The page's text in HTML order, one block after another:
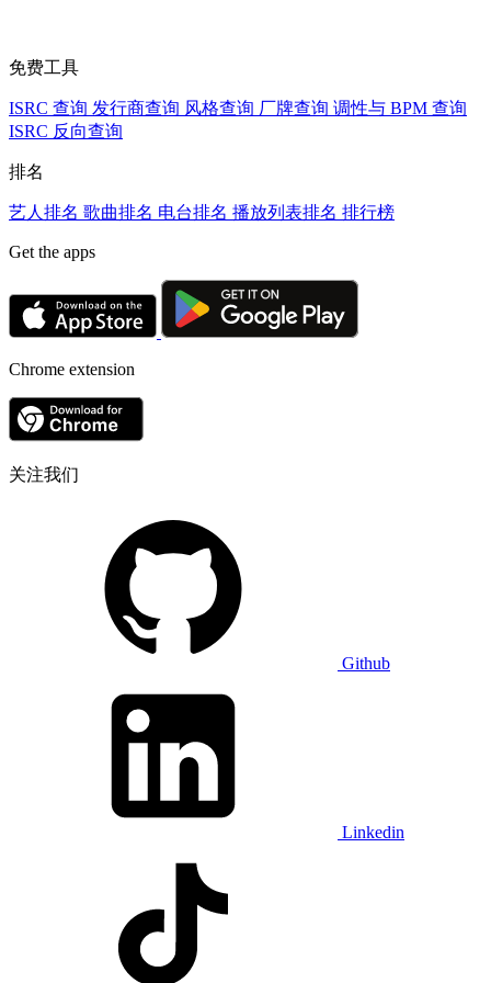
免费工具
ISRC 查询 发行商查询 风格查询 厂牌查询 调性与 BPM 查询
ISRC 反向查询
排名
艺人排名 歌曲排名 电台排名 播放列表排名 排行榜
Get the apps
Chrome extension
关注我们
Github
Linkedin